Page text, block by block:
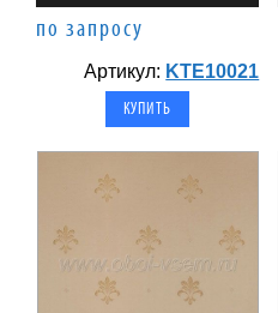
по запросу
Артикул: KTE10021